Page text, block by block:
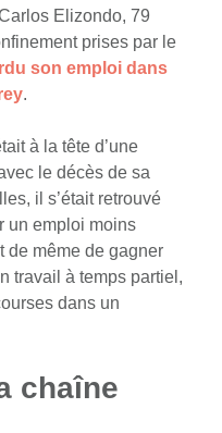
Elizondo, 79
prises par le
son emploi dans
.
à la tête d’une
le décès de sa
il s’était retrouvé
un emploi moins
de même de gagner
travail à temps partiel,
dans un
chaîne